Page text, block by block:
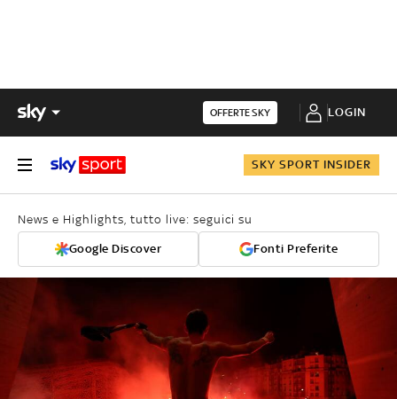
OFFERTE SKY LOGIN
SKY SPORT INSIDER
News e Highlights, tutto live: seguici su
Google Discover Fonti Preferite